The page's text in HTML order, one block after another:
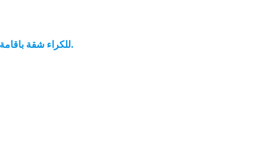
للكراء شقة باقامة محسونة طريق الافران كم 3.5 بصفاقس (قاعة استقبال + 2 غرف ) مجهزة بجميع الكماليات مع مأوى تحت ارضي للسيارة للاتصال 50239223.